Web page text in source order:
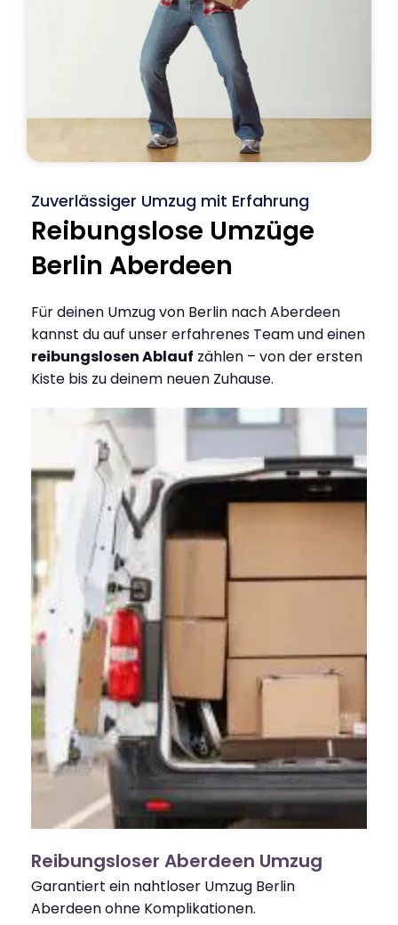
Zuverlässiger Umzug mit Erfahrung
Reibungslose Umzüge
Berlin Aberdeen
Für deinen Umzug von Berlin nach Aberdeen
kannst du auf unser erfahrenes Team und einen
reibungslosen Ablauf zählen – von der ersten
Kiste bis zu deinem neuen Zuhause.
Reibungsloser Aberdeen Umzug
Garantiert ein nahtloser Umzug Berlin
Aberdeen ohne Komplikationen.